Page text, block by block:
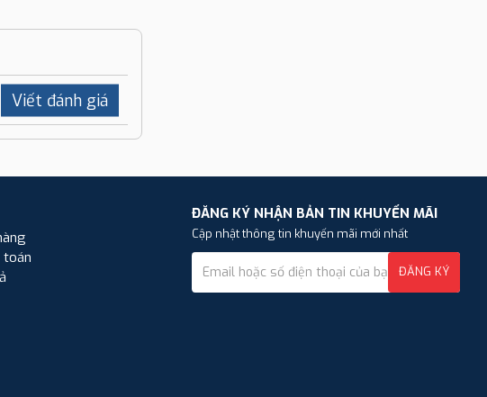
Viết đánh giá
toán
ĐĂNG KÝ NHẬN BẢN TIN KHUYẾN MÃI
Cập nhật thông tin khuyến mãi mới nhất
ĐĂNG KÝ